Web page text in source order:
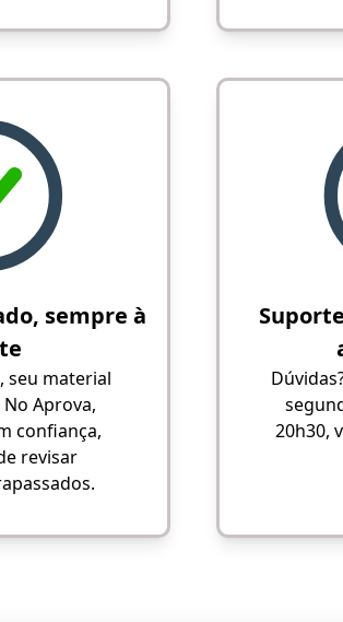
sempre à
seu material
Aprova,
confiança,
revisar
20h30,